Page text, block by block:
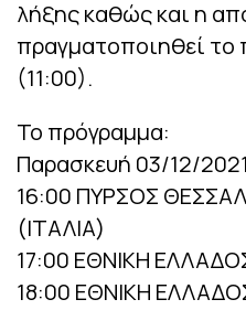
λήξης καθώς και η
πραγματοποιηθεί το
(11:00).
Το πρόγραμμα:
Παρασκευή 03/12/2021
16:00 ΠΥΡΣΟΣ
(ΙΤΑΛΙΑ)
17:00 ΕΘΝΙΚΗ
18:00 ΕΘΝΙΚΗ